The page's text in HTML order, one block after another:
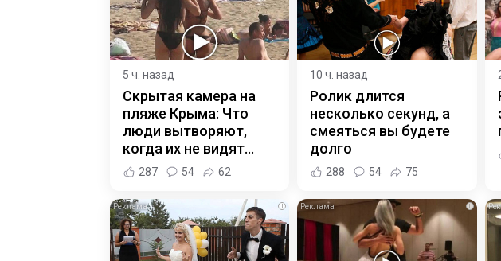
5 ч. назад
Скрытая камера на
пляже Крыма: Что
люди вытворяют,
когда их не видят...
287 54 62
10 ч. назад
Ролик длится
несколько секунд, а
смеяться вы будете
долго
288 54 75
i i